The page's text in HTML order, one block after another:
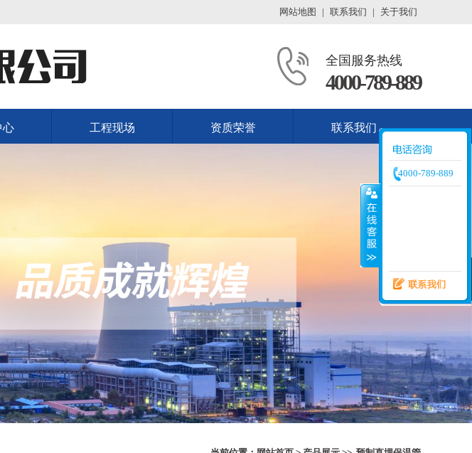
网站地图 | 联系我们 | 关于我们
全国服务热线
4000-789-889
心 工程现场 资质荣誉 联系我们
4000-789-889